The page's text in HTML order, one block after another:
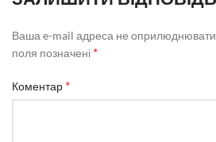
Ваша e-mail адреса не
поля позначені *
Коментар *